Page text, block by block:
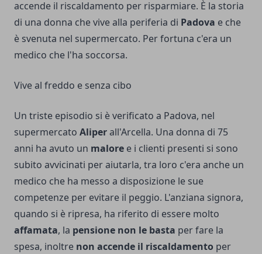
accende il riscaldamento per risparmiare. È la storia
di una donna che vive alla periferia di Padova e che
è svenuta nel supermercato. Per fortuna c'era un
medico che l'ha soccorsa.
Vive al freddo e senza cibo
Un triste episodio si è verificato a Padova, nel
supermercato Aliperall'Arcella. Una donna di 75
anni ha avuto un malore e i clienti presenti si sono
subito avvicinati per aiutarla, tra loro c'era anche un
medico che ha messo a disposizione le sue
competenze per evitare il peggio. L'anziana signora,
quando si è ripresa, ha riferito di essere molto
affamata, la pensione non le basta per fare la
spesa, inoltre non accende il riscaldamento per